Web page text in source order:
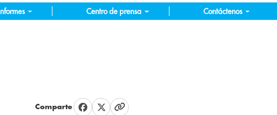
Informes Centro de prensa Contáctenos
Comparte